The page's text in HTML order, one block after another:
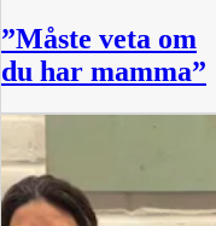
”Måste veta om
du har mamma”